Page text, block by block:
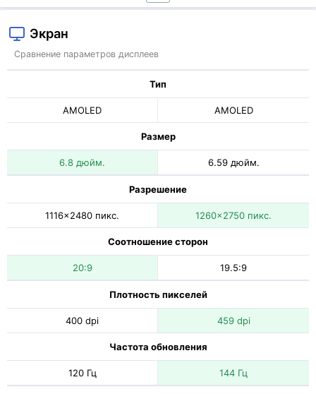
Экран
Сравнение параметров дисплеев
Тип
AMOLED AMOLED
Размер
6.8 дюйм. 6.59 дюйм.
Разрешение
1116x2480 пикс. 1260x2750 пикс.
Соотношение сторон
20:9 19.5:9
Плотность пикселей
400 dpi 459 dpi
Частота обновления
120 Гц 144 Гц